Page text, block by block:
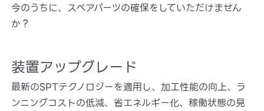
今のうちに、スペアパーツの確保をしていただけません
か？
装置アップグレード
最新のSPTテクノロジーを適用し、加工性能の向上、ラ
ンニングコストの低減、省エネルギー化、稼働状態の見